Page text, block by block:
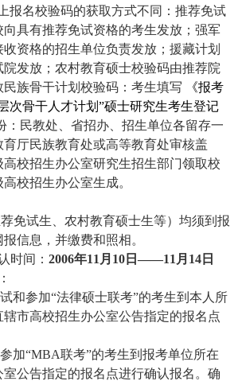
报名校验码的获取方式不同：推荐免试
具有推荐免试资格的考生发放；强军
资格的招生单位负责发放；援藏计划
发放；农村教育硕士校验码由推荐院
族骨干计划校验码：考生填写
《报考
次骨干人才计划”硕士研究生考生登记
：民教处、省招办、招生单位各留存一
厅民族教育处或高等教育处审核盖
校招生办公室研究生招生部门领取校
校招生办公室生成。
免试生、农村教育硕士生等）均须到报
报信息，并缴费和照相。
时间： 2006年11月10日 ――11月14日
和参加“法律硕士联考”的考生到本人所
市高校招生办公室公告指定的报名点
加“MBA联考”的考生到报考单位所在
公告指定的报名点进行确认报名。确